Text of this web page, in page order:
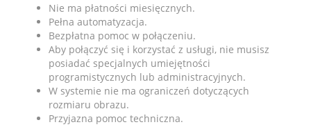
Nie ma płatności miesięcznych.
Pełna automatyzacja.
Bezpłatna pomoc w połączeniu.
Aby połączyć się i korzystać z usługi, nie musisz
posiadać specjalnych umiejętności
programistycznych lub administracyjnych.
W systemie nie ma ograniczeń dotyczących
rozmiaru obrazu.
Przyjazna pomoc techniczna.